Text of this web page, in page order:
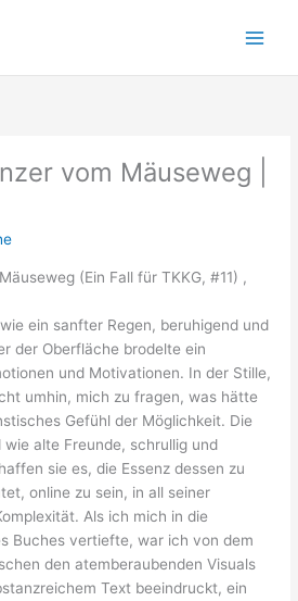
vom Mäuseweg |
(Ein Fall für TKKG, #11) ,
ein sanfter Regen, beruhigend und
der Oberfläche brodelte ein
und Motivationen. In der Stille,
umhin, mich zu fragen, was hätte
Gefühl der Möglichkeit. Die
alte Freunde, schrullig und
sie es, die Essenz dessen zu
online zu sein, in all seiner
Als ich mich in die
Buches vertiefte, war ich von dem
den atemberaubenden Visuals
Text beeindruckt, ein